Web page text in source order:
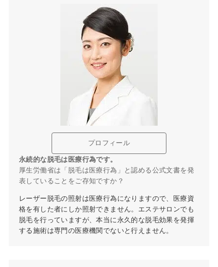
プロフィール
永続的な脱毛は医療行為です。
厚生労働省は「脱毛は医療行為」と認める公式文書を発
表していることをご存知ですか？
レーザー脱毛の照射は医療行為になりますので、医療資
格を有した者にしか照射できません。エステサロンでも
脱毛を行っていますが、本当に永久的な脱毛効果を発揮
する施術は専門の医療機関でないと行えません。